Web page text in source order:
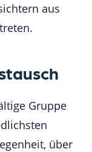
aus
Gruppe
über